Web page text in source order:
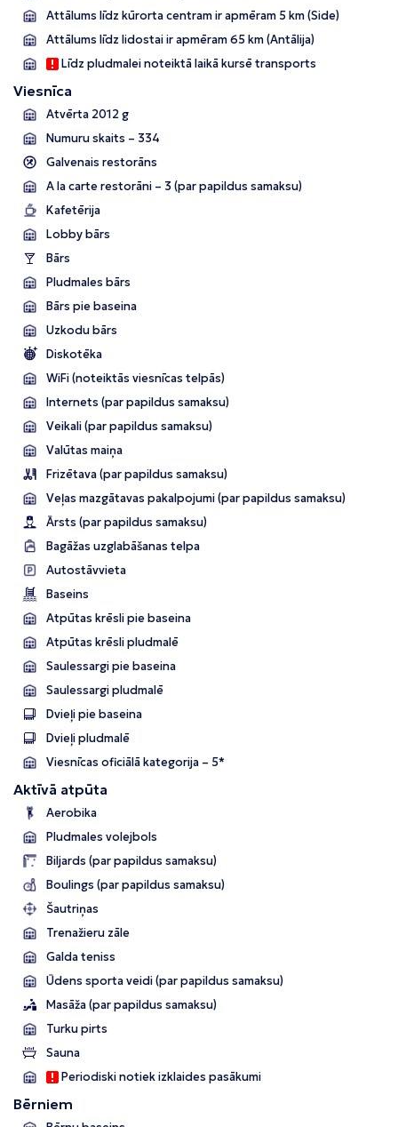
Attālums līdz kūrorta centram ir apmēram 5 km (Side)
Attālums līdz lidostai ir apmēram 65 km (Antālija)
Līdz pludmalei noteiktā laikā kursē transports
Viesnīca
Atvērta 2012 g
Numuru skaits – 334
Galvenais restorāns
A la carte restorāni – 3 (par papildus samaksu)
Kafetērija
Lobby bārs
Bārs
Pludmales bārs
Bārs pie baseina
Uzkodu bārs
Diskotēka
WiFi (noteiktās viesnīcas telpās)
Internets (par papildus samaksu)
Veikali (par papildus samaksu)
Valūtas maiņa
Frizētava (par papildus samaksu)
Veļas mazgātavas pakalpojumi (par papildus samaksu)
Ārsts (par papildus samaksu)
Bagāžas uzglabāšanas telpa
Autostāvvieta
Baseins
Atpūtas krēsli pie baseina
Atpūtas krēsli pludmalē
Saulessargi pie baseina
Saulessargi pludmalē
Dvieļi pie baseina
Dvieļi pludmalē
Viesnīcas oficiālā kategorija – 5*
Aktīvā atpūta
Aerobika
Pludmales volejbols
Biljards (par papildus samaksu)
Boulings (par papildus samaksu)
Šautriņas
Trenažieru zāle
Galda teniss
Ūdens sporta veidi (par papildus samaksu)
Masāža (par papildus samaksu)
Turku pirts
Sauna
Periodiski notiek izklaides pasākumi
Bērniem